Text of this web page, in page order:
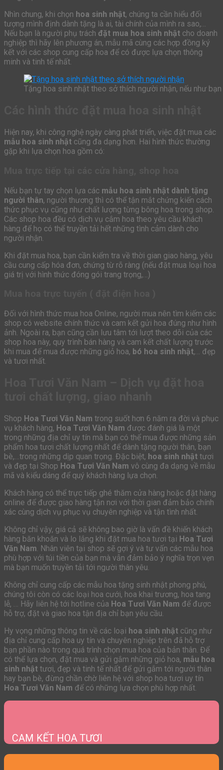
Nhìn chung, khi chọn hoa sinh nhật, chúng ta cần hiểu đối
tượng mình định dành tặng là ai, tài chính của mình ra sao,…
Nếu bạn là người phụ trách đặt mua hoa sinh nhật cho doanh
nghiệp thì hãy lên phương án, mẫu mã cùng các hợp đồng ký
kết với các shop cung cấp hoa để có được lựa chọn thông
minh và tinh tế nhất.
Tặng hoa sinh nhật theo sở thích người nhận, nếu như
Hiện nay, khi công nghệ ngày càng phát triển, việc đặt mua các
mẫu hoa sinh nhật cũng đa dạng hơn. Hai hình thức thường
gặp khi lựa chọn hoa gồm có:
Nếu bạn tự tay chọn lựa các mẫu hoa sinh nhật dành tặng
người thân, người thương thì có thể tận mắt chứng kiến cách
thức phục vụ cũng như chất lượng từng bông hoa trong shop.
Các shop hoa đều có dịch vụ cắm hoa theo yêu cầu khách
hàng để họ có thể truyền tải hết những tình cảm dành cho
người nhận.
Khi đặt mua hoa, bạn cần kiểm tra về thời gian giao hàng, yêu
cầu cung cấp hóa đơn, chứng từ rõ ràng (nếu đặt mua loại hoa
giá trị với hình thức đóng gói trang trọng,…)
Đối với hình thức mua hoa Online, người mua nên tìm kiếm các
shop có website chính thức và cam kết gửi hoa đúng như hình
ảnh. Ngoài ra, bạn cũng cần lưu tâm tới lượt theo dõi của các
shop hoa này, quy trình bán hàng và cam kết chất lượng trước
khi mua để mua được những giỏ hoa, bó hoa sinh nhật,… đẹp
và tươi nhất.
Shop Hoa Tươi Văn Nam trong suốt hơn 6 năm ra đời và phục
vụ khách hàng, Hoa Tươi Văn Nam được đánh giá là một
trong những địa chỉ uy tín mà bạn có thể mua được những sản
phẩm hoa tươi chất lượng nhất để dành tặng người thân, bạn
bè,…trong những dịp quan trọng. Đặc biệt, hoa sinh nhật tươi
và đẹp tại Shop Hoa Tươi Văn Nam vô cùng đa dạng về mẫu
mã và kiểu dáng để quý khách hàng lựa chọn.
Khách hàng có thể trực tiếp ghé thăm cửa hàng hoặc đặt hàng
online để được giao hàng tận nơi với thời gian đảm bảo chính
xác cùng dịch vụ phục vụ chuyên nghiệp và tận tình nhất.
Không chỉ vậy, giá cả sẽ không bao giờ là vấn đề khiến khách
hàng băn khoăn và lo lắng khi đặt mua hoa tươi tại Hoa Tươi
Văn Nam . Nhân viên tại shop sẽ gợi ý và tư vấn các mẫu hoa
phù hợp với túi tiền của bạn mà vẫn đảm bảo ý nghĩa trọn vẹn
mà bạn muốn truyền tải tới người thân yêu.
Không chỉ cung cấp các mẫu hoa tặng sinh nhật phong phú,
chúng tôi còn có các loại hoa cưới, hoa khai trương, hoa tang
lễ, … Hãy liên hệ tới hotline của Hoa Tươi Văn Nam để được
hỗ trợ, đặt và giao hoa tận địa chỉ bạn yêu cầu.
Hy vọng những thông tin về các loại hoa sinh nhật cũng như
địa chỉ cung cấp hoa uy tín và chuyên nghiệp trên đã hỗ trợ
bạn phần nào trong quá trình chọn mua hoa của bản thân. Để
có thể lựa chọn, đặt mua và gửi gắm những giỏ hoa, mẫu hoa
sinh nhật tươi, đẹp và tinh tế nhất để gửi gắm tới người thân
hay bạn bè, đừng chần chờ liên hệ với shop hoa tươi uy tín
Hoa Tươi Văn Nam để có những lựa chọn phù hợp nhất.
CAM KẾT HOA TƯƠI